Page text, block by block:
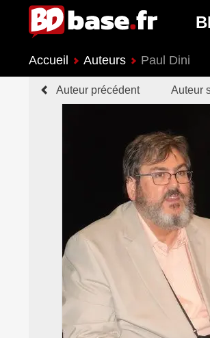
Accueil Auteurs Paul Dini
Auteur précédent Auteur